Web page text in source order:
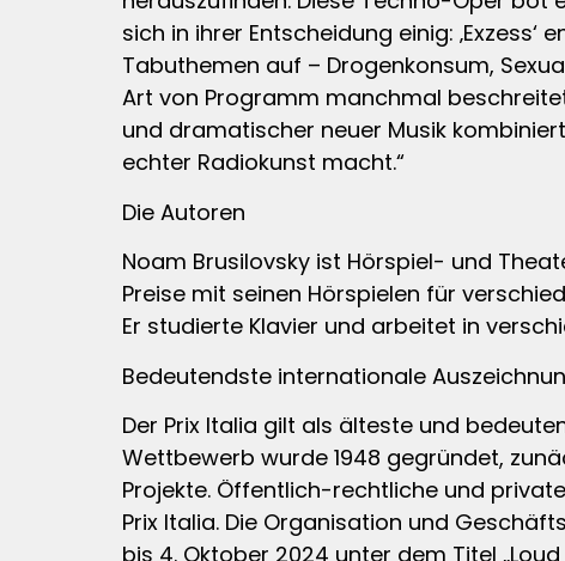
sich in ihrer Entscheidung einig:
Tabuthemen auf – Drogenkonsum,
Art von Programm manchmal
und dramatischer neuer Musik
echter Radiokunst macht.“
Die Autoren
Noam Brusilovsky ist Hörspiel- und
Preise mit seinen Hörspielen für
Er studierte Klavier und arbeitet in
Bedeutendste internationale
Der Prix Italia gilt als älteste und
Wettbewerb wurde 1948 gegründet,
Projekte. Öffentlich-rechtliche und
Prix Italia. Die Organisation und
bis 4. Oktober 2024 unter dem Titel